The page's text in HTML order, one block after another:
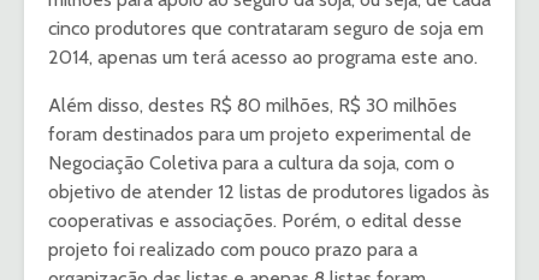
cinco produtores que contrataram seguro de soja em
2014, apenas um terá acesso ao programa este ano.
Além disso, destes R$ 80 milhões, R$ 30 milhões
foram destinados para um projeto experimental de
Negociação Coletiva para a cultura da soja, com o
objetivo de atender 12 listas de produtores ligados às
cooperativas e associações. Porém, o edital desse
projeto foi realizado com pouco prazo para a